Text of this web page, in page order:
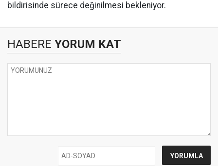
bildirisinde sürece değinilmesi bekleniyor.
HABERE YORUM KAT